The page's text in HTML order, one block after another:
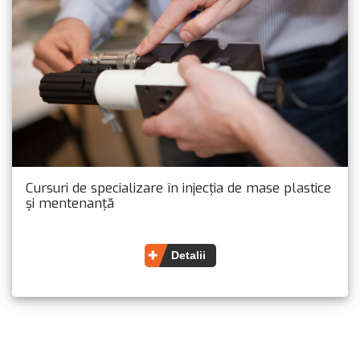
Cursuri de specializare în injecția de mase plastice
și mentenanță
Detalii